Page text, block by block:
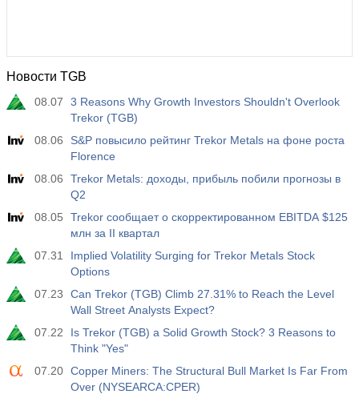
Новости TGB
08.07
3 Reasons Why Growth Investors Shouldn't Overlook
Trekor (TGB)
08.06
S&P повысило рейтинг Trekor Metals на фоне роста
Florence
08.06
Trekor Metals: доходы, прибыль побили прогнозы в
Q2
08.05
Trekor сообщает о скорректированном EBITDA $125
млн за II квартал
07.31
Implied Volatility Surging for Trekor Metals Stock
Options
07.23
Can Trekor (TGB) Climb 27.31% to Reach the Level
Wall Street Analysts Expect?
07.22
Is Trekor (TGB) a Solid Growth Stock? 3 Reasons to
Think "Yes"
07.20 Copper Miners: The Structural Bull Market Is Far From
Over (NYSEARCA:CPER)